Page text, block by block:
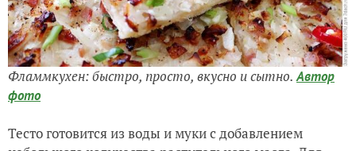
Фламмкухен: быстро, просто, вкусно и сытно.Автор
фото
Тесто готовится из воды и муки с добавлением